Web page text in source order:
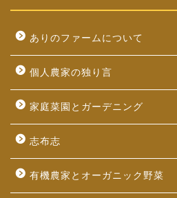
ありのファームについて
個人農家の独り言
家庭菜園とガーデニング
志布志
有機農家とオーガニック野菜